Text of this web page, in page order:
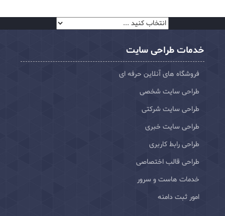
خدمات طراحی سایت
فروشگاه های آنلاین حرفه ای
طراحی سایت شخصی
طراحی سایت شرکتی
طراحی سایت خبری
طراحی رابط کاربری
طراحی قالب اختصاصی
خدمات هاست و سرور
امور ثبت دامنه